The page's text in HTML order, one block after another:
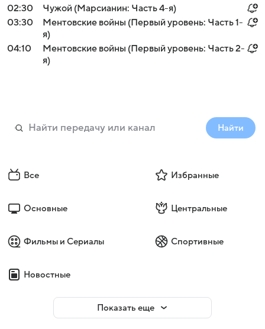
02:30
Чужой (Марсианин: Часть 4-я)
03:30
Ментовские войны (Первый уровень: Часть 1-
я)
04:10
Ментовские войны (Первый уровень: Часть 2-
я)
Найти
Все Избранные
Основные Центральные
Фильмы и Сериалы Спортивные
Новостные
Показать еще